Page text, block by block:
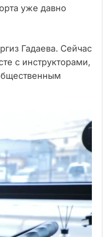
уже давно
Гадаева. Сейчас
с инструкторами,